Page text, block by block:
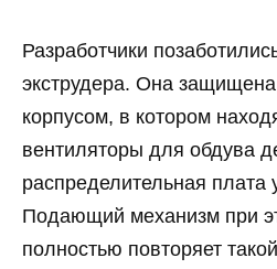
Разработчики
экструдера. Она
корпусом, в котором
вентиляторы для обдува
распределительная плата
Подающий механизм при
полностью повторяет